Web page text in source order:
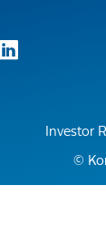
Investor
©